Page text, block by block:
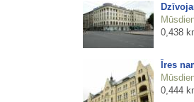
0,438
Īres
0,444